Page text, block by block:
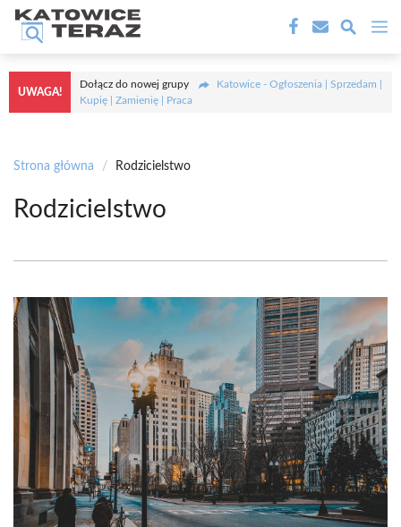
Przejdź
treści
UWAGA!
Dołącz do nowej grupy
Katowice - Ogłoszenia | Sprzedam |
Kupię | Zamienię | Praca
Strona główna / Rodzicielstwo
Rodzicielstwo